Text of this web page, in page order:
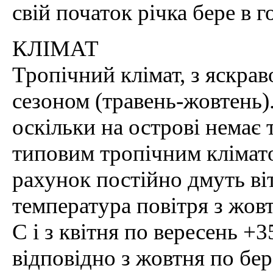
свій початок річка бере в
КЛІМАТ
Тропічний клімат, з
сезоном (травень-
оскільки на острові немає
типовим тропічним
рахунок постійно дмуть
температура повітря з
C і з квітня по вересень
відповідно з жовтня по